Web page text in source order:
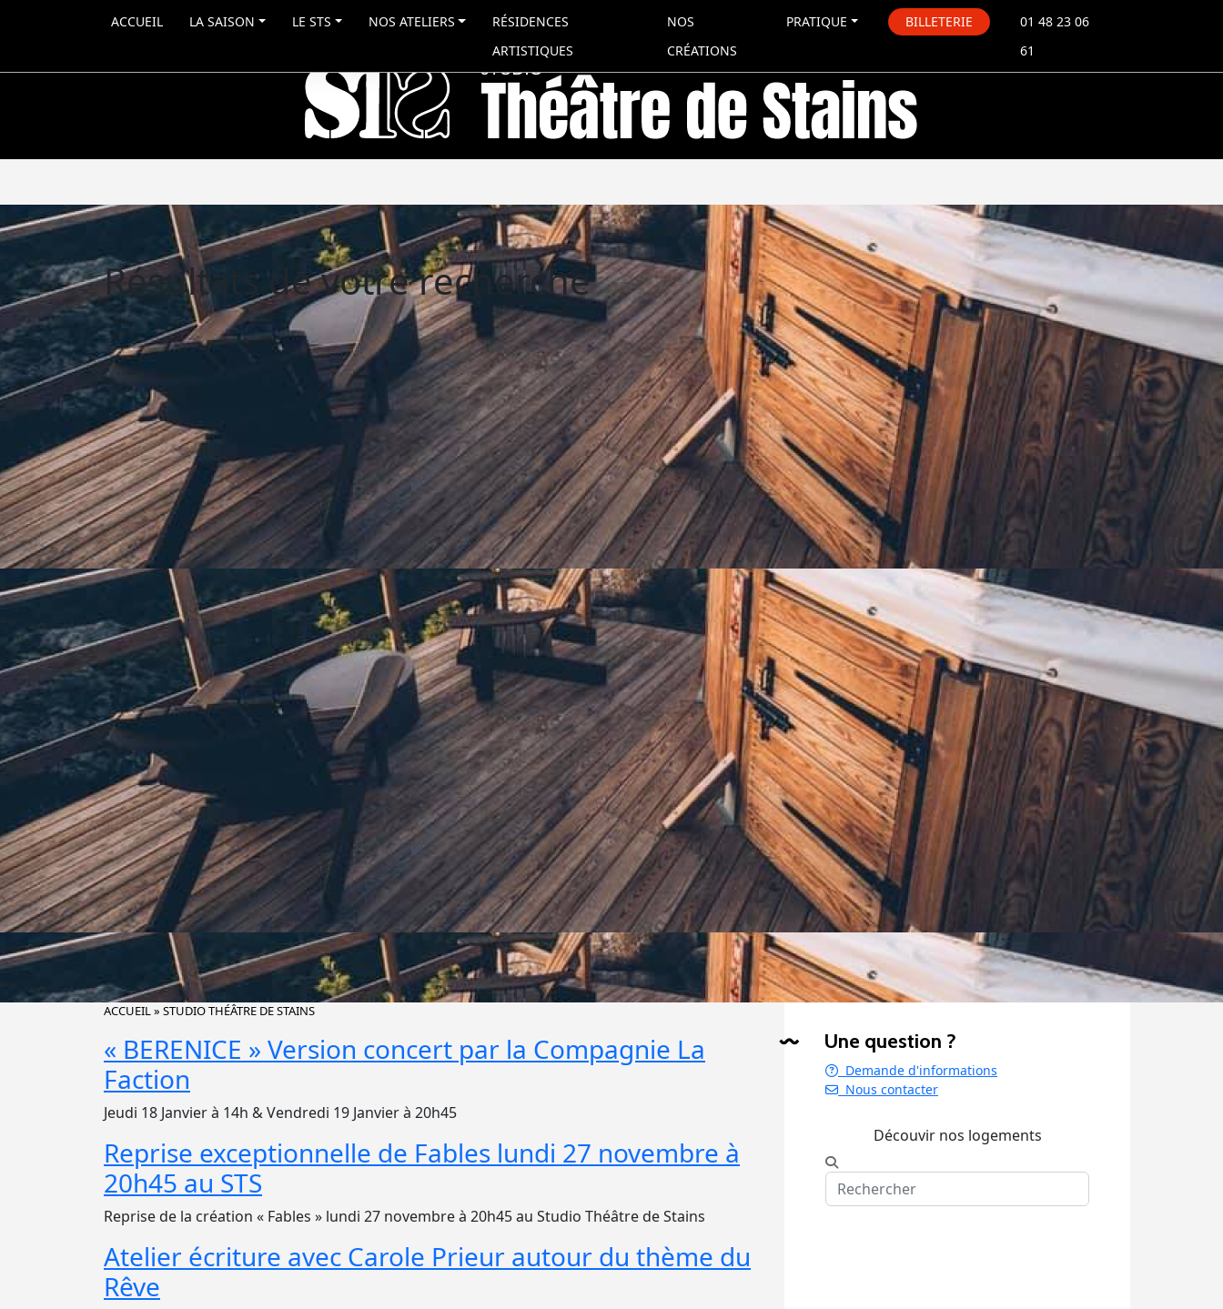
ACCUEIL LA SAISON LE STS NOS ATELIERS
RÉSIDENCES
ARTISTIQUES
NOS
CRÉATIONS
PRATIQUE BILLETERIE
01 48 23 06
61
Résultats de votre recherche
ACCUEIL» STUDIO THÉÂTRE DE STAINS
« BERENICE » Version concert par la Compagnie La
Faction
Jeudi 18 Janvier à 14h & Vendredi 19 Janvier à 20h45
Reprise exceptionnelle de Fables lundi 27 novembre à
20h45 au STS
Reprise de la création « Fables » lundi 27 novembre à 20h45 au Studio Théâtre de Stains
Atelier écriture avec Carole Prieur autour du thème du
Rêve
Une question ?
Demande d'informations
Nous contacter
Découvir nos logements